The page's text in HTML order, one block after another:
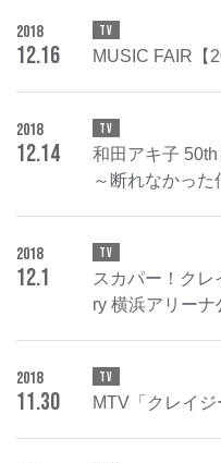
2018
12.16
TV
MUSIC FAIR【
2018
12.14
TV
和田アキ子
～断れなかっ
2018
12.1
TV
スカパー！クレ
ry 横浜アリーナ
2018
11.30
TV
MTV「クレイジ